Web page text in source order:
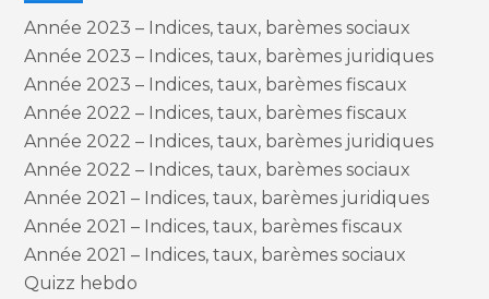
Année 2023 – Indices, taux, barèmes sociaux
Année 2023 – Indices, taux, barèmes juridiques
Année 2023 – Indices, taux, barèmes fiscaux
Année 2022 – Indices, taux, barèmes fiscaux
Année 2022 – Indices, taux, barèmes juridiques
Année 2022 – Indices, taux, barèmes sociaux
Année 2021 – Indices, taux, barèmes juridiques
Année 2021 – Indices, taux, barèmes fiscaux
Année 2021 – Indices, taux, barèmes sociaux
Quizz hebdo